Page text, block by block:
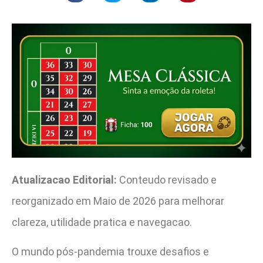
Atualizacao Editorial: Conteudo revisado e
reorganizado em Maio de 2026 para melhorar
clareza, utilidade pratica e navegacao.
O mundo pós-pandemia trouxe desafios e